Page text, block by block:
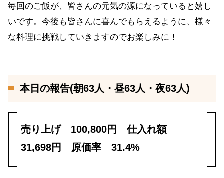
毎回のご飯が、皆さんの元気の源になっていると嬉し
いです。今後も皆さんに喜んでもらえるように、様々
な料理に挑戦していきますのでお楽しみに！
本日の報告(朝63人・昼63人・夜63人)
売り上げ 100,800円 仕入れ額
31,698円 原価率 31.4%